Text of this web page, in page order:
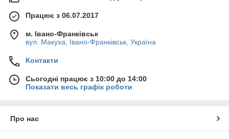
Працює з 06.07.2017
м. Івано-Франківськ
вул. Макуха, Івано-Франківськ, Україна
Контакти
Сьогодні працює з 10:00 до 14:00
Показати весь графік роботи
Про нас